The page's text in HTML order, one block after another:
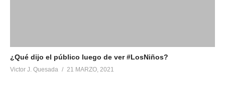
¿Qué dijo el público luego de ver #LosNiños​?
Victor J. Quesada 21 MARZO, 2021